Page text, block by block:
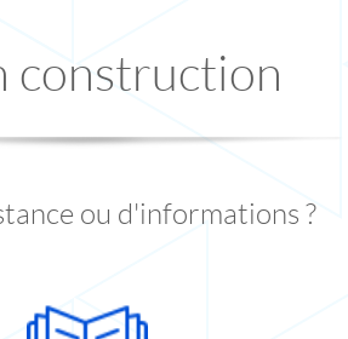
construction
ou d'informations ?